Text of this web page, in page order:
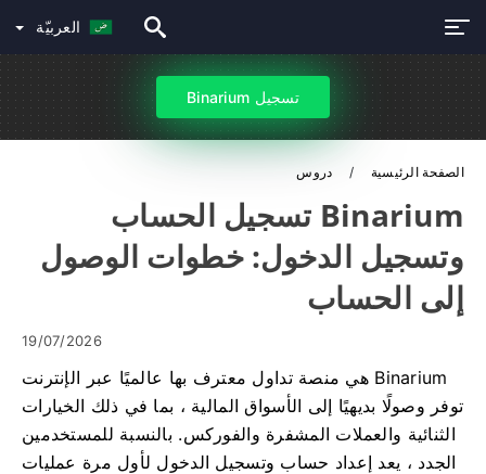
العربيّة
تسجيل Binarium
الصفحة الرئيسية دروس
Binarium تسجيل الحساب
وتسجيل الدخول: خطوات الوصول
إلى الحساب
19/07/2026
Binarium هي منصة تداول معترف بها عالميًا عبر الإنترنت
توفر وصولًا بديهيًا إلى الأسواق المالية ، بما في ذلك الخيارات
الثنائية والعملات المشفرة والفوركس. بالنسبة للمستخدمين
الجدد ، يعد إعداد حساب وتسجيل الدخول لأول مرة عمليات